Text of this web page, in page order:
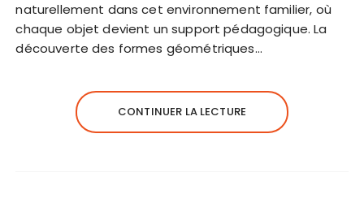
naturellement dans cet environnement familier, où
chaque objet devient un support pédagogique. La
découverte des formes géométriques…
CONTINUER LA LECTURE